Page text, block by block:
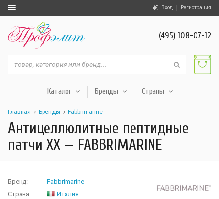
Вход Регистрация
(495) 108-07-12
Каталог Бренды Страны
Главная Бренды Fabbrimarine
Антицеллюлитные пептидные
патчи XX — FABBRIMARINE
Бренд:
Fabbrimarine
Страна:
Италия